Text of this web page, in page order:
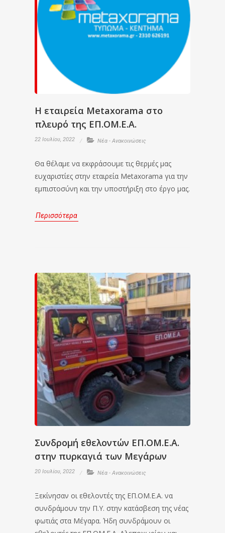
Η εταιρεία Metaxorama στο
πλευρό της ΕΠ.ΟΜ.Ε.Α.
22 Ιουλίου, 2022 Νέα - Ανακοινώσεις
Θα θέλαμε να εκφράσουμε τις θερμές μας
ευχαριστίες στην εταιρεία Metaxorama για την
εμπιστοσύνη και την υποστήριξη στο έργο μας.
Περισσότερα
Συνδρομή εθελοντών ΕΠ.ΟΜ.Ε.Α.
στην πυρκαγιά των Μεγάρων
20 Ιουλίου, 2022 Νέα - Ανακοινώσεις
Ξεκίνησαν οι εθελοντές της ΕΠ.ΟΜ.Ε.Α. να
συνδράμουν την Π.Υ. στην κατάσβεση της νέας
φωτιάς στα Μέγαρα. Ήδη συνδράμουν οι